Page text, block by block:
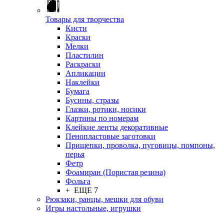
Товары для творчества
Кисти
Краски
Мелки
Пластилин
Раскраски
Апликации
Наклейки
Бумага
Бусины, стразы
Глазки, ротики, носики
Картины по номерам
Клейкие ленты декоративные
Пенопластовые заготовки
Прищепки, проволка, пуговицы, помпоны,
перья
Фетр
Фоамиран (Пористая резина)
Фольга
+ ЕЩЕ 7
Рюкзаки, ранцы, мешки для обуви
Игры настольные, игрушки